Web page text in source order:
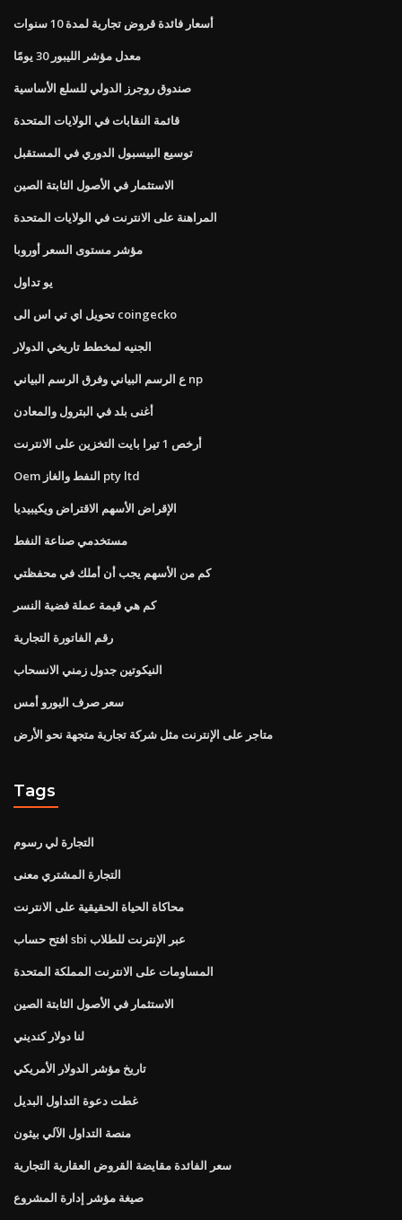
أسعار فائدة قروض تجارية لمدة 10 سنوات
معدل مؤشر الليبور 30 ​​يومًا
صندوق روجرز الدولي للسلع الأساسية
قائمة النقابات في الولايات المتحدة
توسيع البيسبول الدوري في المستقبل
الاستثمار في الأصول الثابتة الصين
المراهنة على الانترنت في الولايات المتحدة
مؤشر مستوى السعر أوروبا
يو تداول
تحويل اي تي اس الى coingecko
الجنيه لمخطط تاريخي الدولار
ع الرسم البياني وفرق الرسم البياني np
أغنى بلد في البترول والمعادن
أرخص 1 تيرا بايت التخزين على الانترنت
Oem النفط والغاز pty ltd
الإقراض الأسهم الاقتراض ويكيبيديا
مستخدمي صناعة النفط
كم من الأسهم يجب أن أملك في محفظتي
كم هي قيمة عملة فضية النسر
رقم الفاتورة التجارية
النيكوتين جدول زمني الانسحاب
سعر صرف اليورو أمس
متاجر على الإنترنت مثل شركة تجارية متجهة نحو الأرض
Tags
التجارة لي رسوم
التجارة المشتري معنى
محاكاة الحياة الحقيقية على الانترنت
افتح حساب sbi عبر الإنترنت للطلاب
المساومات على الانترنت المملكة المتحدة
الاستثمار في الأصول الثابتة الصين
لنا دولار كنديني
تاريخ مؤشر الدولار الأمريكي
غطت دعوة التداول البديل
منصة التداول الآلي بيثون
سعر الفائدة مقايضة القروض العقارية التجارية
صيغة مؤشر إدارة المشروع